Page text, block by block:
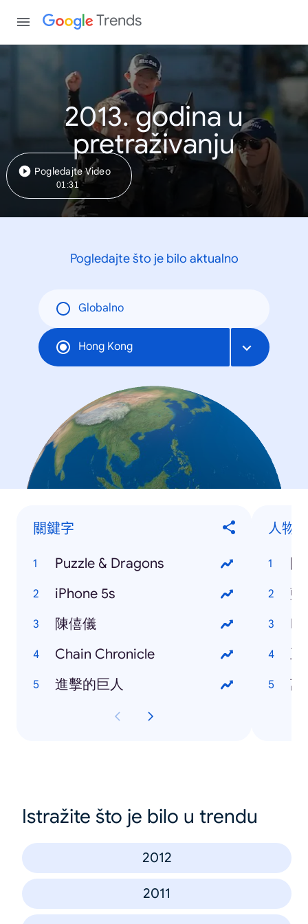
Trends
2013. godina u
pretraživanju
Pogledajte Video
01:31
Pogledajte što je bilo aktualno
Globalno
Hong Kong
關鍵字
Puzzle & Dragons
iPhone 5s
陳僖儀
Chain Chronicle
進擊的巨人
人物
陳
藍
王
萬
Istražite što je bilo u trendu
2012
2011